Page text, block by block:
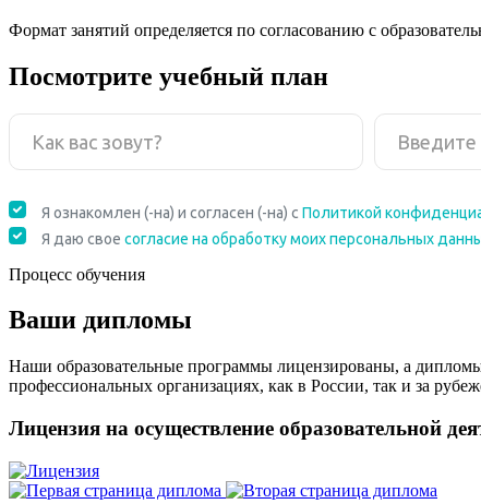
Формат занятий определяется по согласованию с
Посмотрите учебный план
Процесс обучения
Ваши дипломы
Наши образовательные программы лицензированы, а
профессиональных организациях, как в России, так и за
Лицензия на осуществление образовательной